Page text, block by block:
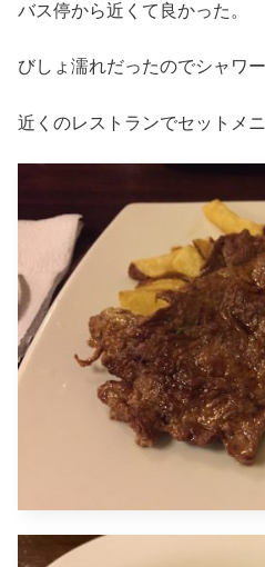
バス停から近くて良かった。
びしょ濡れだったのでシャワ
近くのレストランでセットメニ